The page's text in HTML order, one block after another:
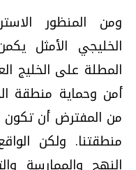
ومن المنظور
الخليجي الأمثل
المطلة على الخليج
أمن وحماية منطقة
من المفترض أن
منطقتنا. ولكن
النهج والممارسة